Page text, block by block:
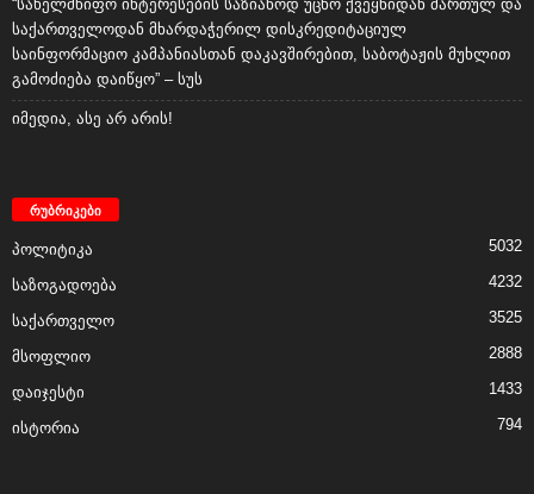
“სახელმწიფო ინტერესების საზიანოდ უცხო ქვეყნიდან მართულ და
საქართველოდან მხარდაჭერილ დისკრედიტაციულ
საინფორმაციო კამპანიასთან დაკავშირებით, საბოტაჟის მუხლით
გამოძიება დაიწყო” – სუს
იმედია, ასე არ არის!
რუბრიკები
პოლიტიკა 5032
საზოგადოება 4232
საქართველო 3525
მსოფლიო 2888
დაიჯესტი 1433
ისტორია 794